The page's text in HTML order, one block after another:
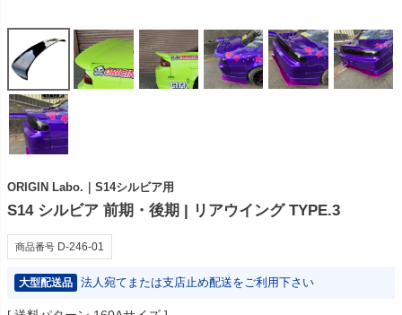
ORIGIN Labo.｜S14シルビア用
S14 シルビア 前期・後期 | リアウイング TYPE.3
商品番号 D-246-01
大型配送品 法人宛てまたは支店止め配送をご利用下さい